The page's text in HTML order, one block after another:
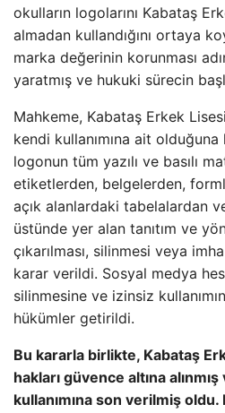
okulların logolarını Kabataş
almadan kullandığını ortaya
marka değerinin korunması
yaratmış ve hukuki sürecin
Mahkeme, Kabataş Erkek
kendi kullanımına ait olduğuna
logonun tüm yazılı ve basılı
etiketlerden, belgelerden,
açık alanlardaki tabelalardan
üstünde yer alan tanıtım ve
çıkarılması, silinmesi veya
karar verildi. Sosyal medya
silinmesine ve izinsiz
hükümler getirildi.
Bu kararla birlikte, Kabataş
hakları güvence altına
kullanımına son verilmiş